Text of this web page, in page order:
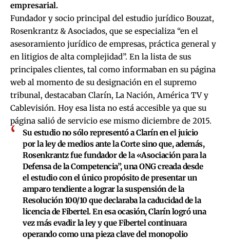
empresarial.
Fundador y socio principal del estudio jurídico Bouzat,
Rosenkrantz & Asociados, que se especializa “en el
asesoramiento jurídico de empresas, práctica general y
en litigios de alta complejidad”. En la lista de sus
principales clientes, tal como informaban en su página
web al momento de su designación en el supremo
tribunal, destacaban Clarín, La Nación, América TV y
Cablevisión. Hoy esa lista no está accesible ya que su
página salió de servicio ese mismo diciembre de 2015.
Su estudio no sólo representó a Clarín en el juicio
por la ley de medios ante la Corte sino que, además,
Rosenkrantz fue fundador de la «Asociación para la
Defensa de la Competencia”, una ONG creada desde
el estudio con el único propósito de presentar un
amparo tendiente a lograr la suspensión de la
Resolución 100/10 que declaraba la caducidad de la
licencia de Fibertel. En esa ocasión, Clarín logró una
vez más evadir la ley y que Fibertel continuara
operando como una pieza clave del monopolio